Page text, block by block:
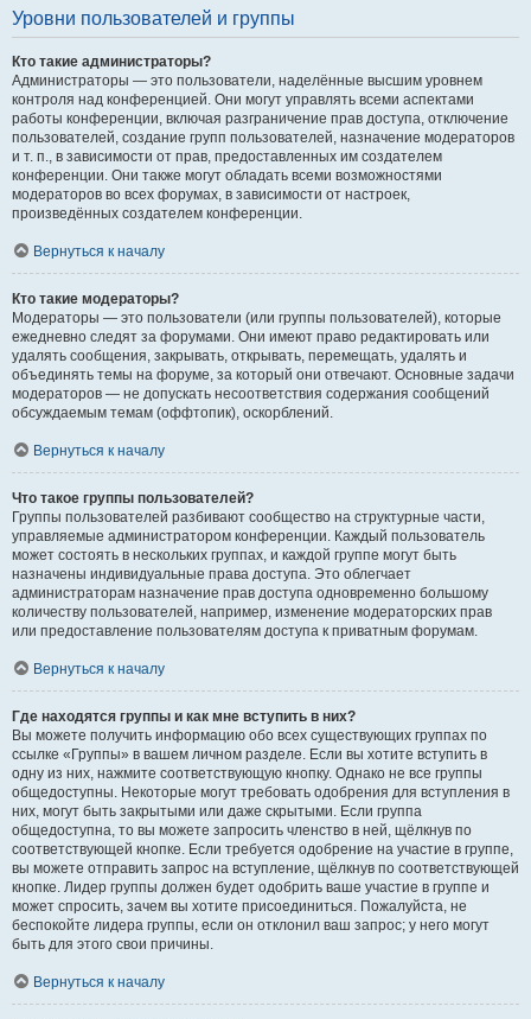
Уровни пользователей и группы
Кто такие администраторы?
Администраторы — это пользователи, наделённые высшим уровнем
контроля над конференцией. Они могут управлять всеми аспектами
работы конференции, включая разграничение прав доступа, отключение
пользователей, создание групп пользователей, назначение модераторов
и т. п., в зависимости от прав, предоставленных им создателем
конференции. Они также могут обладать всеми возможностями
модераторов во всех форумах, в зависимости от настроек,
произведённых создателем конференции.
Вернуться к началу
Кто такие модераторы?
Модераторы — это пользователи (или группы пользователей), которые
ежедневно следят за форумами. Они имеют право редактировать или
удалять сообщения, закрывать, открывать, перемещать, удалять и
объединять темы на форуме, за который они отвечают. Основные задачи
модераторов — не допускать несоответствия содержания сообщений
обсуждаемым темам (оффтопик), оскорблений.
Вернуться к началу
Что такое группы пользователей?
Группы пользователей разбивают сообщество на структурные части,
управляемые администратором конференции. Каждый пользователь
может состоять в нескольких группах, и каждой группе могут быть
назначены индивидуальные права доступа. Это облегчает
администраторам назначение прав доступа одновременно большому
количеству пользователей, например, изменение модераторских прав
или предоставление пользователям доступа к приватным форумам.
Вернуться к началу
Где находятся группы и как мне вступить в них?
Вы можете получить информацию обо всех существующих группах по
ссылке «Группы» в вашем личном разделе. Если вы хотите вступить в
одну из них, нажмите соответствующую кнопку. Однако не все группы
общедоступны. Некоторые могут требовать одобрения для вступления в
них, могут быть закрытыми или даже скрытыми. Если группа
общедоступна, то вы можете запросить членство в ней, щёлкнув по
соответствующей кнопке. Если требуется одобрение на участие в группе,
вы можете отправить запрос на вступление, щёлкнув по соответствующей
кнопке. Лидер группы должен будет одобрить ваше участие в группе и
может спросить, зачем вы хотите присоединиться. Пожалуйста, не
беспокойте лидера группы, если он отклонил ваш запрос; у него могут
быть для этого свои причины.
Вернуться к началу